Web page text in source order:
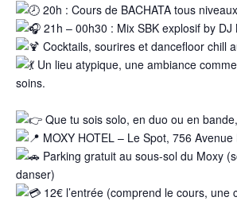
20h : Cours de BACHATA tous
21h – 00h30 : Mix SBK explosif by
Cocktails, sourires et dancefloor chill
Un lieu atypique, une ambiance
soins.
Que tu sois solo, en duo ou en
MOXY HOTEL – Le Spot, 756
Parking gratuit au sous-sol du Moxy
danser)
12€ l’entrée (comprend le cours, une